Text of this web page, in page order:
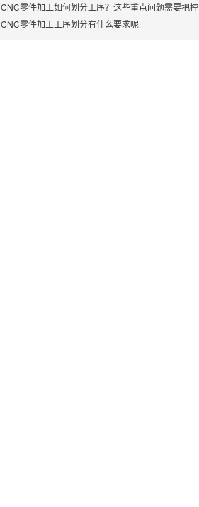
CNC零件加工如何划分工序？这些重点问题需要把控
CNC零件加工工序划分有什么要求呢